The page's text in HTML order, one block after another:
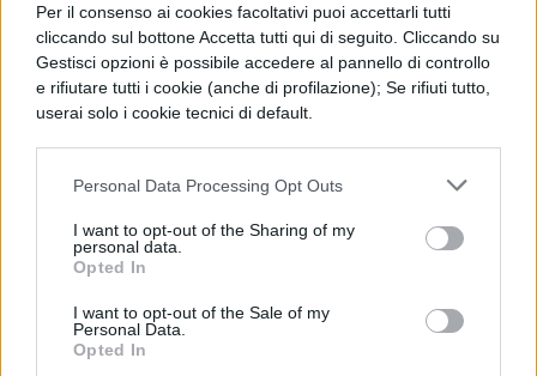
Per il consenso ai cookies facoltativi puoi accettarli tutti
cliccando sul bottone Accetta tutti qui di seguito. Cliccando su
Gestisci opzioni è possibile accedere al pannello di controllo
e rifiutare tutti i cookie (anche di profilazione); Se rifiuti tutto,
userai solo i cookie tecnici di default.
Personal Data Processing Opt Outs
I want to opt-out of the Sharing of my
personal data.
Opted In
I want to opt-out of the Sale of my
Personal Data.
Opted In
una prospettiva autenticamente
trasformatrice di questo. Solo esso ò in
grado di pensare, di volere la negazione di
sè come classe sociale e dunque, più in
generale di pensare e volere una società
senza classi. E solo esso ò in grado per
ragioni storiche di mediare conoscenza e
azione in vista di un grande disegno
sovvertitore ed emancipatore: ” Il